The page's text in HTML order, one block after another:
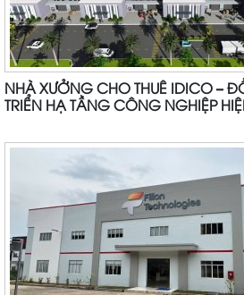
NHÀ XƯỞNG CHO THUÊ IDICO –
TRIỂN HẠ TẦNG CÔNG NGHIỆP